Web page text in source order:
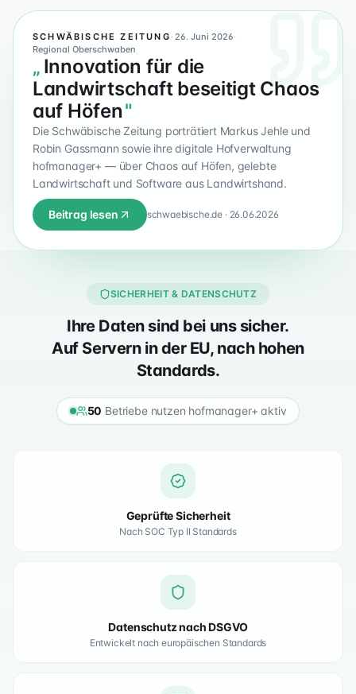
SCHWÄBISCHE ZEITUNG ·26. Juni 2026·
Regional Oberschwaben
„ Innovation für die
Landwirtschaft beseitigt Chaos
auf Höfen"
Die Schwäbische Zeitung porträtiert Markus Jehle und
Robin Gassmann sowie ihre digitale Hofverwaltung
hofmanager+ — über Chaos auf Höfen, gelebte
Landwirtschaft und Software aus Landwirtshand.
Beitrag lesen schwaebische.de · 26.06.2026
SICHERHEIT & DATENSCHUTZ
Ihre Daten sind bei uns sicher.
Auf Servern in der EU, nach hohen
Standards.
50 Betriebe nutzen hofmanager+ aktiv
Geprüfte Sicherheit
Nach SOC Typ II Standards
Datenschutz nach DSGVO
Entwickelt nach europäischen Standards